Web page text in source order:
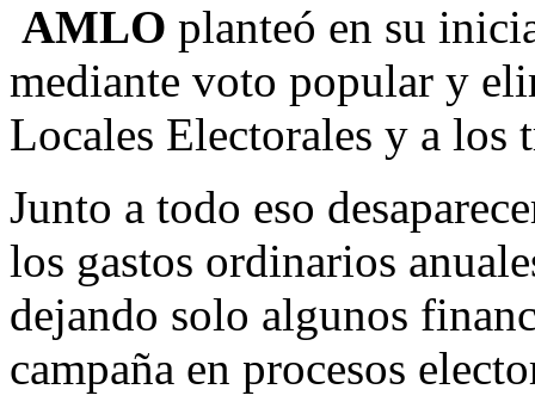
AMLO planteó en su
mediante voto popular y
Locales Electorales y a los
Junto a todo eso
los gastos ordinarios
dejando solo algunos
campaña en procesos